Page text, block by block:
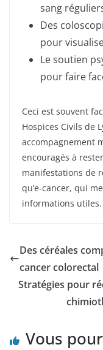
sang
Des
pour
Le soutien
pour faire
Ceci est souvent
Hospices Civils de
accompagnement
encouragés à
manifestations de
qu’e-cancer, qui
informations utiles.
Des céréales
cancer colorectal
Stratégies pour
Vous